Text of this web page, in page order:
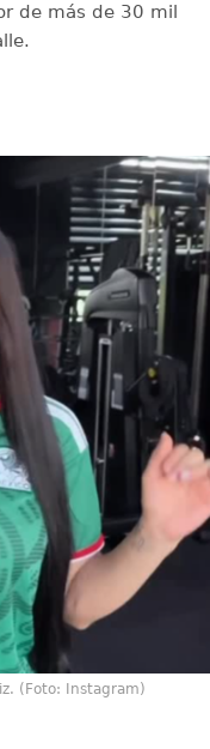
de más de 30 mil
(Foto: Instagram)